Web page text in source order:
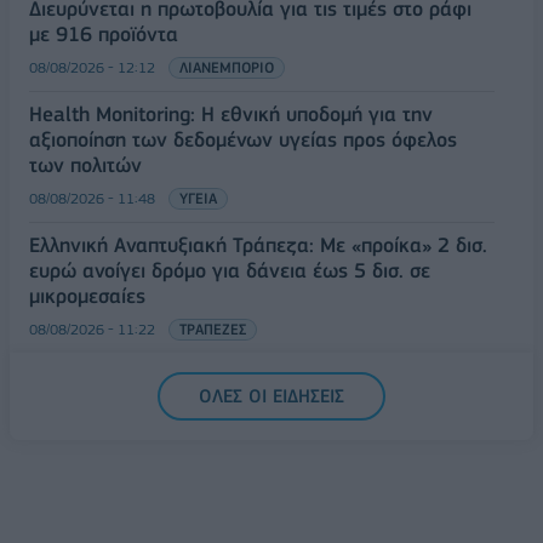
Διευρύνεται η πρωτοβουλία για τις τιμές στο ράφι
με 916 προϊόντα
08/08/2026 - 12:12 ΛΙΑΝΕΜΠΟΡΙΟ
Health Monitoring: Η εθνική υποδομή για την
αξιοποίηση των δεδομένων υγείας προς όφελος
των πολιτών
08/08/2026 - 11:48 ΥΓΕΙΑ
Ελληνική Αναπτυξιακή Τράπεζα: Με «προίκα» 2 δισ.
ευρώ ανοίγει δρόμο για δάνεια έως 5 δισ. σε
μικρομεσαίες
08/08/2026 - 11:22 ΤΡΑΠΕΖΕΣ
5G παντού, 6G στον ορίζοντα: Πού βρίσκεται η
Ελλάδα στη μεγάλη τεχνολογική μετάβαση
ΟΛΕΣ ΟΙ ΕΙΔΗΣΕΙΣ